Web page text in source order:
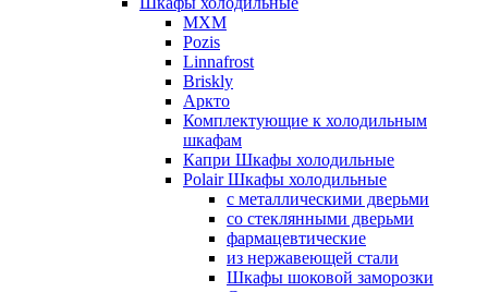
МХМ
Pozis
Linnafrost
Briskly
Аркто
Комплектующие к холодильным
шкафам
Капри Шкафы холодильные
Polair Шкафы холодильные
с металлическими дверьми
со стеклянными дверьми
фармацевтические
из нержавеющей стали
Шкафы шоковой заморозки